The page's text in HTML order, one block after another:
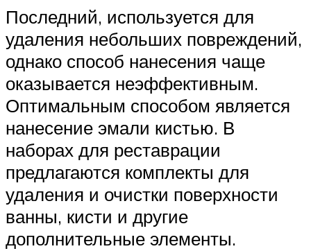
Последний, используется для
удаления небольших повреждений,
однако способ нанесения чаще
оказывается неэффективным.
Оптимальным способом является
нанесение эмали кистью. В
наборах для реставрации
предлагаются комплекты для
удаления и очистки поверхности
ванны, кисти и другие
дополнительные элементы.